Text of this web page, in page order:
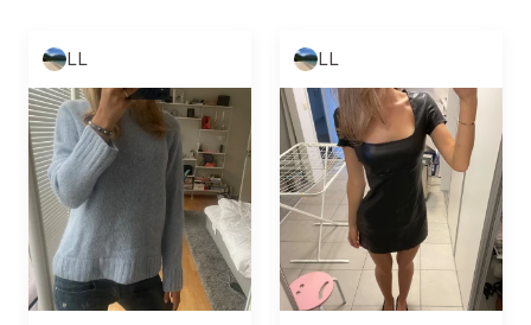
LL LL